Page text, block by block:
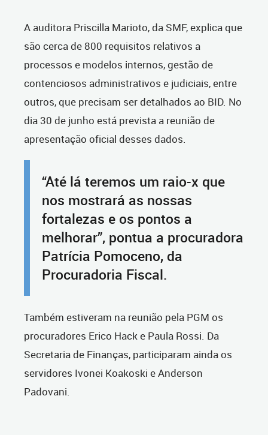
A auditora Priscilla Marioto, da SMF, explica que
são cerca de 800 requisitos relativos a
processos e modelos internos, gestão de
contenciosos administrativos e judiciais, entre
outros, que precisam ser detalhados ao BID. No
dia 30 de junho está prevista a reunião de
apresentação oficial desses dados.
“Até lá teremos um raio-x que
nos mostrará as nossas
fortalezas e os pontos a
melhorar”, pontua a procuradora
Patrícia Pomoceno, da
Procuradoria Fiscal.
Também estiveram na reunião pela PGM os
procuradores Erico Hack e Paula Rossi. Da
Secretaria de Finanças, participaram ainda os
servidores Ivonei Koakoski e Anderson
Padovani.